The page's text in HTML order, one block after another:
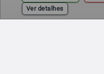
Ver detalhes